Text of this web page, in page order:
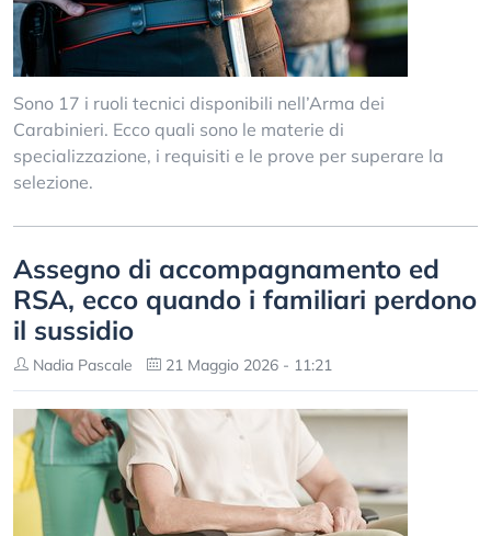
Sono 17 i ruoli tecnici disponibili nell’Arma dei
Carabinieri. Ecco quali sono le materie di
specializzazione, i requisiti e le prove per superare la
selezione.
Assegno di accompagnamento ed
RSA, ecco quando i familiari perdono
il sussidio
Nadia Pascale 21 Maggio 2026 - 11:21